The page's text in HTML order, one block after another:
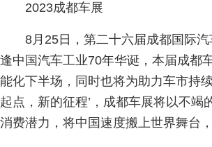
2023成都车展
8月25日，第二十六届成都国际
逢中国汽车工业70年华诞，本届成都
能化下半场，同时也将为助力车市持
起点，新的征程’，成都车展将以不
消费潜力，将中国速度搬上世界舞台